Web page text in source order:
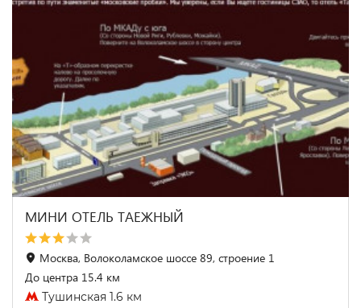
МИНИ ОТЕЛЬ ТАЕЖНЫЙ
Москва, Волоколамское шоссе 89, строение 1
До центра 15.4 км
Тушинская 1.6 км